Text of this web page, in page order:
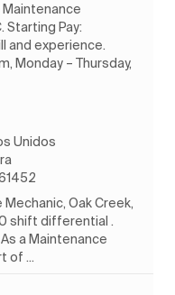
Maintenance
Starting Pay:
and experience.
Monday – Thursday,
Unidos
Oak Creek,
shift differential .
a Maintenance
of ...